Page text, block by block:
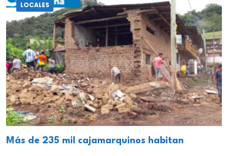
LOCALES
Más de 235 mil cajamarquinos habitan